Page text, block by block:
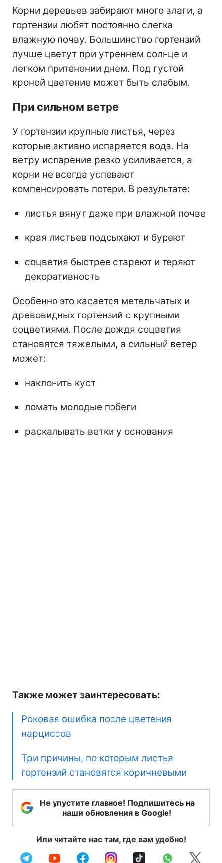
Корни деревьев забирают много влаги, а
гортензии любят постоянно слегка
влажную почву. Большинство гортензий
лучше цветут при утреннем солнце и
легком притенении днем. Под густой
кроной цветение может быть слабым.
При сильном ветре
У гортензии крупные листья, через
которые активно испаряется вода. На
ветру испарение резко усиливается, а
корни не всегда успевают
компенсировать потери. В результате:
листья вянут даже при влажной почве
края листьев подсыхают и буреют
соцветия быстрее стареют и теряют
декоративность
Особенно это касается метельчатых и
древовидных гортензий с крупными
соцветиями. После дождя соцветия
становятся тяжелыми, а сильный ветер
может:
наклонить куст
ломать молодые побеги
раскалывать ветки у основания
Также может заинтересовать:
Роковая ошибка после цветения
нарциссов
Три причины, по которым листья
гортензий становятся коричневыми
Не упустите главное! Подпишитесь на
наши обновления в Google!
Или читайте нас там, где вам удобно!